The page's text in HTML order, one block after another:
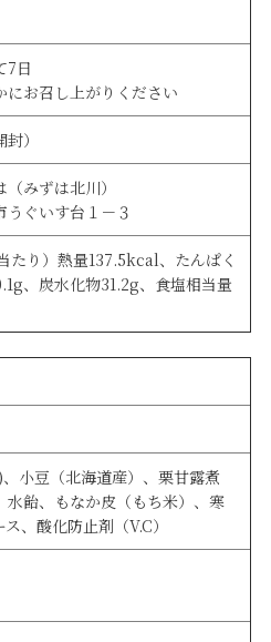
7日
にお召し上がりください
）
（みずは北川）
うぐいす台１－３
たり）熱量137.5kcal、たんぱく
、炭水化物31.2g、食塩相当量
小豆（北海道産）、栗甘露煮
水飴、もなか皮（もち米）、寒
、酸化防止剤（V.C）